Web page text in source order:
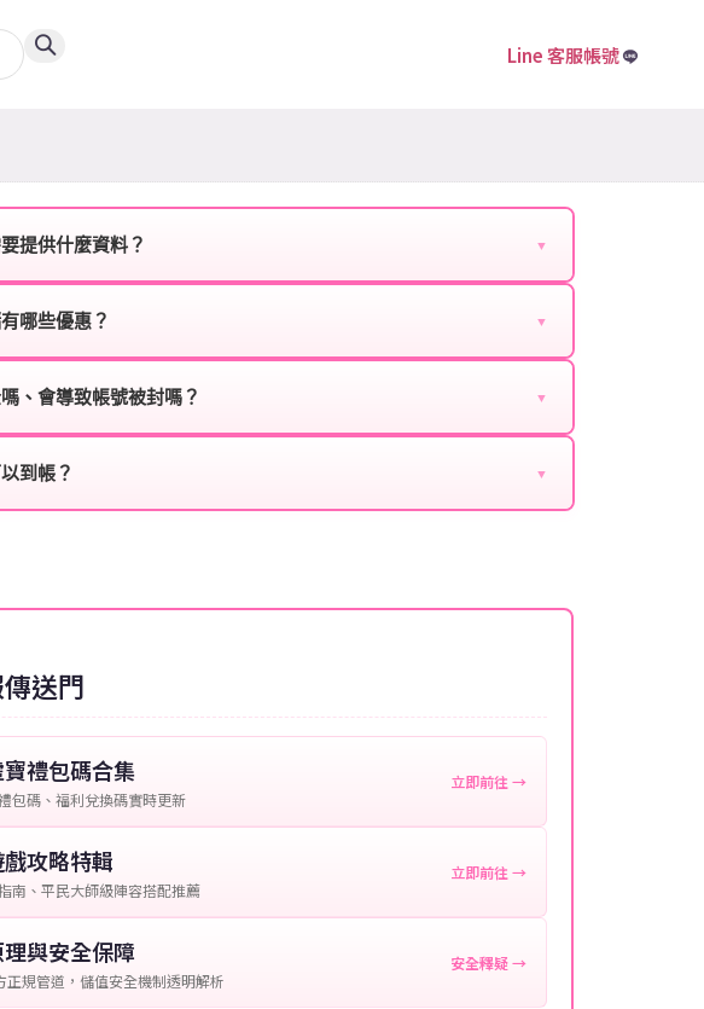
Line 客服帳號
提供什麼資料？ ▼
的遊戲登入方式（如Facebook、Google等）。
的遊戲帳號或ID。
購買商品的截圖以作確認。
能幫助我們更快地處理您的代儲需求，確保您盡享遊戲樂趣！
哪些優惠？ ▼
低6折起，讓玩家隨時都能享有優惠價格。
、會導致帳號被封嗎？ ▼
道。您獲得的遊戲商品與官方購買的內容相同，可以安心使用。
到帳？ ▼
傳送門
禮包碼合集
包碼、福利兌換碼實時更新
立即前往 →
攻略特輯
南、平民大師級陣容搭配推薦
立即前往 →
與安全保障
正規管道，儲值安全機制透明解析
安全釋疑 →